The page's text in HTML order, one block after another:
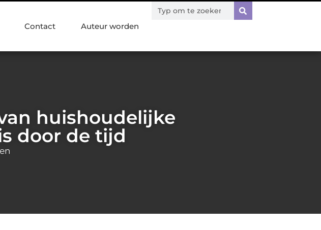
Contact Auteur worden
huishoudelijke
door de tijd